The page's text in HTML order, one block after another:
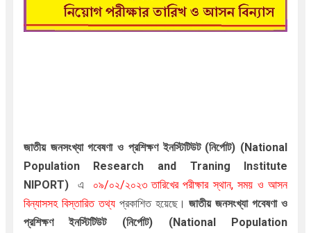
জাতীয় জনসংখ্যা গবেষণা ও প্রশিক্ষণ ইনস্টিটিউট (নির্পোট) (National
Population Research and Traning Institute
NIPORT) এ
০৯/০২/২০২৩ তারিখের পরীক্ষার স্থান, সময় ও আসন
বিন্যাসসহ বিস্তারিত তথ্যপ্রকাশিত হয়েছে।জাতীয় জনসংখ্যা গবেষণা ও
প্রশিক্ষণ ইনস্টিটিউট (নির্পোট) (National Population